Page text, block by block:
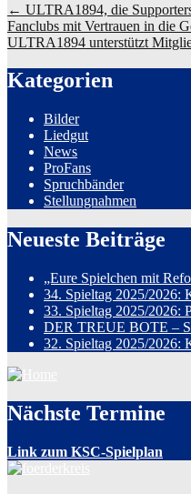
← ULTRA1894, die
Fanclubs mit Vertrauen in die
ULTRA1894 unterstützt
Kategorien
Bilder
Liedgut
News
ProFans
Spruchbänder
Stellungnahmen
Neueste Beiträge
„Eure Spielchen mit
34. Spieltag 2025/2026:
33. Spieltag 2025/2026:
DER TREUE BOTE –
32. Spieltag 2025/2026:
Nächste Termine
Link zum KSC-Spielplan